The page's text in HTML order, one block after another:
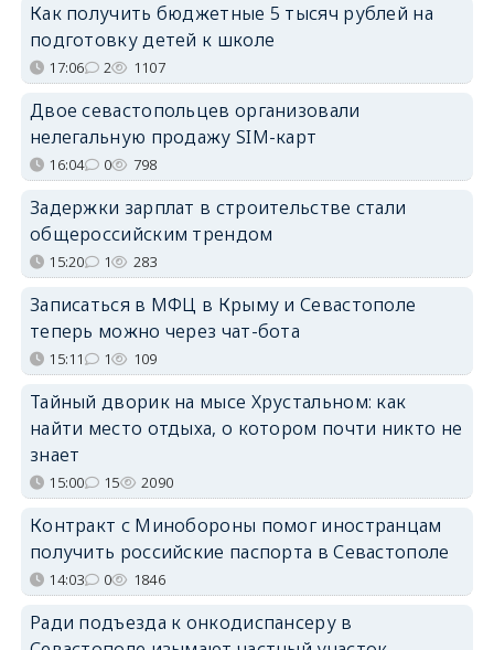
Как получить бюджетные 5 тысяч рублей на
подготовку детей к школе
17:06 2 1107
Двое севастопольцев организовали
нелегальную продажу SIM-карт
16:04 0 798
Задержки зарплат в строительстве стали
общероссийским трендом
15:20 1 283
Записаться в МФЦ в Крыму и Севастополе
теперь можно через чат-бота
15:11 1 109
Тайный дворик на мысе Хрустальном: как
найти место отдыха, о котором почти никто не
знает
15:00 15 2090
Контракт с Минобороны помог иностранцам
получить российские паспорта в Севастополе
14:03 0 1846
Ради подъезда к онкодиспансеру в